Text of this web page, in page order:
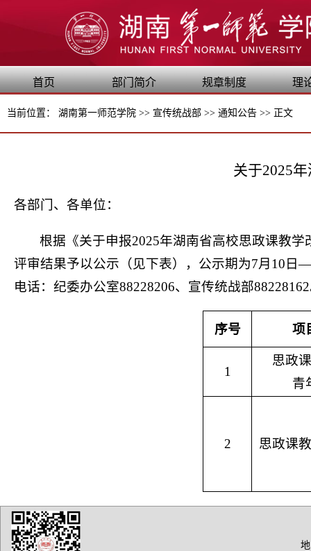
首页 部门简介 规章制度 理
当前位置： 湖南第一师范学院 >> 宣传统战部 >> 通知公告 >> 正文
关于2025
各部门、各单位：
根据《关于申报2025年湖南省高校思政课教
评审结果予以公示（见下表），公示期为7月10日
电话：纪委办公室88228206、宣传统战部
序号 项
1
思政
青
2 思政课